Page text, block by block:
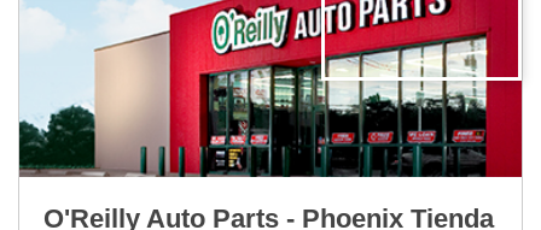
O'Reilly Auto Parts - Phoenix Tienda